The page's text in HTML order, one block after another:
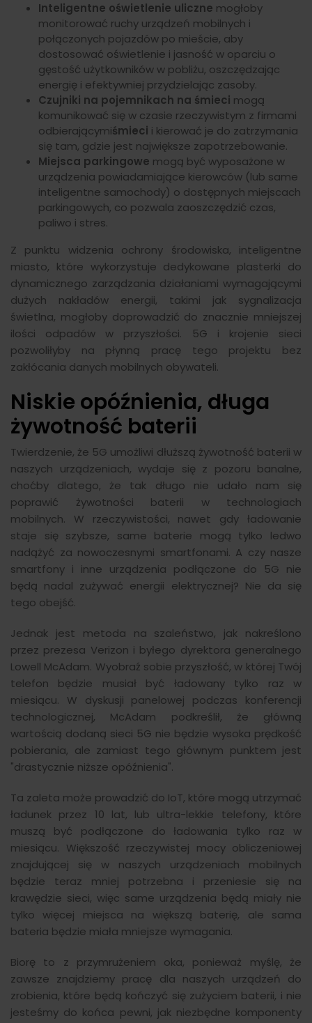
Inteligentne oświetlenie uliczne mogłoby
monitorować ruchy urządzeń mobilnych i
połączonych pojazdów po mieście, aby
dostosować oświetlenie i jasność w oparciu o
gęstość użytkowników w pobliżu, oszczędzając
energię i efektywniej przydzielając zasoby.
Czujniki na pojemnikach na śmieci mogą
komunikować się w czasie rzeczywistym z firmami
odbierającymiśmieci i kierować je do zatrzymania
się tam, gdzie jest największe zapotrzebowanie.
Miejsca parkingowe mogą być wyposażone w
urządzenia powiadamiające kierowców (lub same
inteligentne samochody) o dostępnych miejscach
parkingowych, co pozwala zaoszczędzić czas,
paliwo i stres.
Z punktu widzenia ochrony środowiska, inteligentne
miasto, które wykorzystuje dedykowane plasterki do
dynamicznego zarządzania działaniami wymagającymi
dużych nakładów energii, takimi jak sygnalizacja
świetlna, mogłoby doprowadzić do znacznie mniejszej
ilości odpadów w przyszłości. 5G i krojenie sieci
pozwoliłyby na płynną pracę tego projektu bez
zakłócania danych mobilnych obywateli.
Niskie opóźnienia, długa
żywotność baterii
Twierdzenie, że 5G umożliwi dłuższą żywotność baterii w
naszych urządzeniach, wydaje się z pozoru banalne,
choćby dlatego, że tak długo nie udało nam się
poprawić żywotności baterii w technologiach
mobilnych. W rzeczywistości, nawet gdy ładowanie
staje się szybsze, same baterie mogą tylko ledwo
nadążyć za nowoczesnymi smartfonami. A czy nasze
smartfony i inne urządzenia podłączone do 5G nie
będą nadal zużywać energii elektrycznej? Nie da się
tego obejść.
Jednak jest metoda na szaleństwo, jak nakreślono
przez prezesa Verizon i byłego dyrektora generalnego
Lowell McAdam. Wyobraź sobie przyszłość, w której Twój
telefon będzie musiał być ładowany tylko raz w
miesiącu. W dyskusji panelowej podczas konferencji
technologicznej, McAdam podkreślił, że główną
wartością dodaną sieci 5G nie będzie wysoka prędkość
pobierania, ale zamiast tego głównym punktem jest
"drastycznie niższe opóźnienia".
Ta zaleta może prowadzić do IoT, które mogą utrzymać
ładunek przez 10 lat, lub ultra-lekkie telefony, które
muszą być podłączone do ładowania tylko raz w
miesiącu. Większość rzeczywistej mocy obliczeniowej
znajdującej się w naszych urządzeniach mobilnych
będzie teraz mniej potrzebna i przeniesie się na
krawędzie sieci, więc same urządzenia będą miały nie
tylko więcej miejsca na większą baterię, ale sama
bateria będzie miała mniejsze wymagania.
Biorę to z przymrużeniem oka, ponieważ myślę, że
zawsze znajdziemy pracę dla naszych urządzeń do
zrobienia, które będą kończyć się zużyciem baterii, i nie
jesteśmy do końca pewni, jak niezbędne komponenty